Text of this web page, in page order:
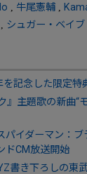
牛尾憲輔
シュガー・ベイブ
記念した限定特
主題歌の新曲“
パイダーマン：
ドCM放送開始
書き下ろしの東